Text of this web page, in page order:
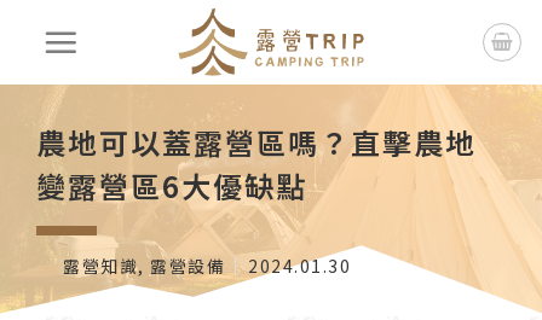
農地可以蓋露營區嗎？直擊農地
變露營區6大優缺點
露營知識, 露營設備 2024.01.30